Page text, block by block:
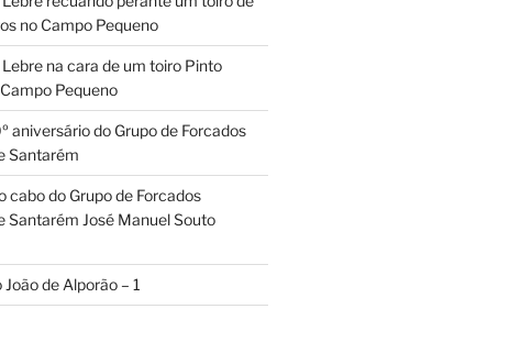
no Campo Pequeno
Lebre na cara de um toiro Pinto
Pequeno
aniversário do Grupo de Forcados
Santarém
cabo do Grupo de Forcados
Santarém José Manuel Souto
de Alporão – 1